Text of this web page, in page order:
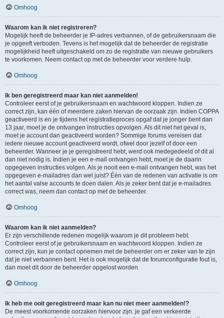
Omhoog
Waarom kan ik niet registreren?
Mogelijk heeft de beheerder je IP-adres verbannen, of de gebruikersnaam die
je opgeeft verboden. Tevens is het mogelijk dat de beheerder de registratie
mogelijkheid heeft uitgeschakeld om zo de registratie van nieuwe gebruikers
te voorkomen. Neem contact op met de beheerder voor verdere hulp.
Omhoog
Ik ben geregistreerd maar kan niet aanmelden!
Controleer eerst of je gebruikersnaam en wachtwoord kloppen. Indien ze
correct zijn, kan één of meerdere zaken hiervan de oorzaak zijn. Indien COPPA
geactiveerd is en je tijdens het registratieproces opgaf dat je jonger bent dan
13 jaar, moet je de ontvangen instructies opvolgen. Als dit niet het geval is,
moet je account dan geactiveerd worden? Sommige forums vereisen dat
iedere nieuwe account geactiveerd wordt, ofwel door jezelf of door een
beheerder. Wanneer je je geregistreerd hebt, werd ook medegedeeld of dit al
dan niet nodig is. Indien je een e-mail ontvangen hebt, moet je de daarin
opgegeven instructies volgen. Als je nooit een e-mail ontvangen hebt, was het
opgegeven e-mailadres dan wel juist? Één van de redenen van activatie is om
het aantal valse accounts te doen dalen. Als je zeker bent dat je e-mailadres
correct was, neem dan contact op met de beheerder.
Omhoog
Waarom kan ik niet aanmelden?
Er zijn verschillende redenen mogelijk waarom je dit probleem hebt.
Controleer eerst of je gebruikersnaam en wachtwoord kloppen. Indien ze
correct zijn, kun je contact opnemen met de beheerder om er zeker van te zijn
dat je niet verbannen bent. Het is ook mogelijk dat de forumconfiguratie fout is,
dan moet dit door de beheerder opgelost worden.
Omhoog
Ik heb me ooit geregistreerd maar kan nu niet meer aanmelden!?
De meest voorkomende oorzaken hiervoor zijn: je gaf een verkeerde